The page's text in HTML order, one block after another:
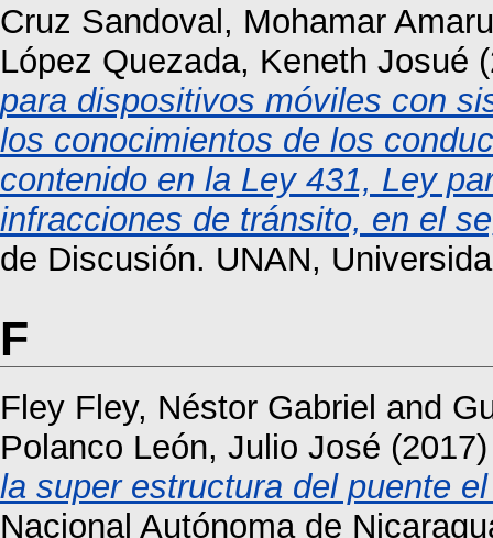
Cruz Sandoval, Mohamar Amaru
López Quezada, Keneth Josué
para dispositivos móviles con
los conocimientos de los
contenido en la Ley 431, Ley
infracciones de tránsito, en el
de Discusión. UNAN,
F
Fley Fley, Néstor Gabriel and
Polanco León, Julio José
la super estructura del puente
Nacional Autónoma de